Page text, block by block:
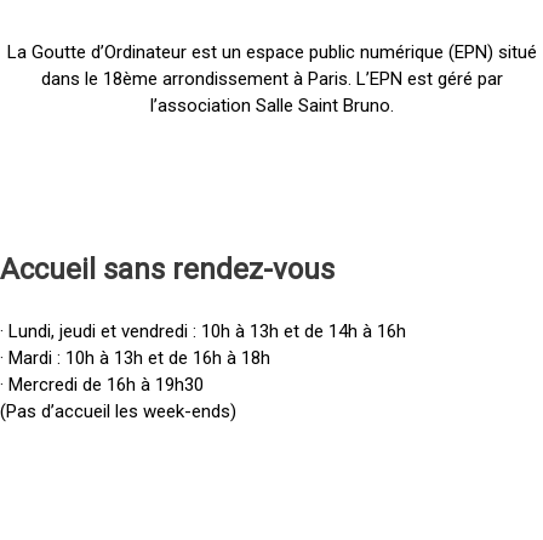
La Goutte d’Ordinateur est un espace public numérique (EPN) situé
dans le 18ème arrondissement à Paris. L’EPN est géré par
l’association Salle Saint Bruno.
Accueil sans rendez-vous
· Lundi, jeudi et vendredi : 10h à 13h et de 14h à 16h
· Mardi : 10h à 13h et de 16h à 18h
· Mercredi de 16h à 19h30
(Pas d’accueil les week-ends)